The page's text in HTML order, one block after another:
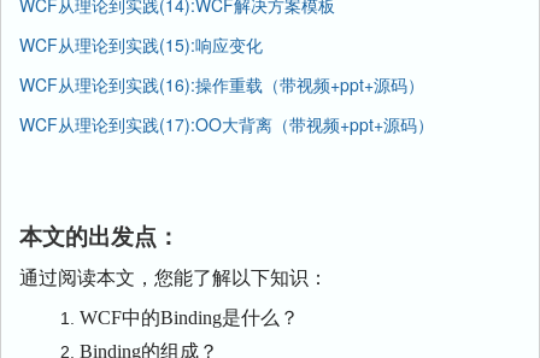
WCF从理论到实践(14):WCF解决方案模板
WCF从理论到实践(15):响应变化
WCF从理论到实践(16):操作重载（带视频+ppt+源码）
WCF从理论到实践(17):OO大背离（带视频+ppt+源码）
本文的出发点：
通过阅读本文，您能了解以下知识：
WCF中的Binding是什么？
Binding的组成？